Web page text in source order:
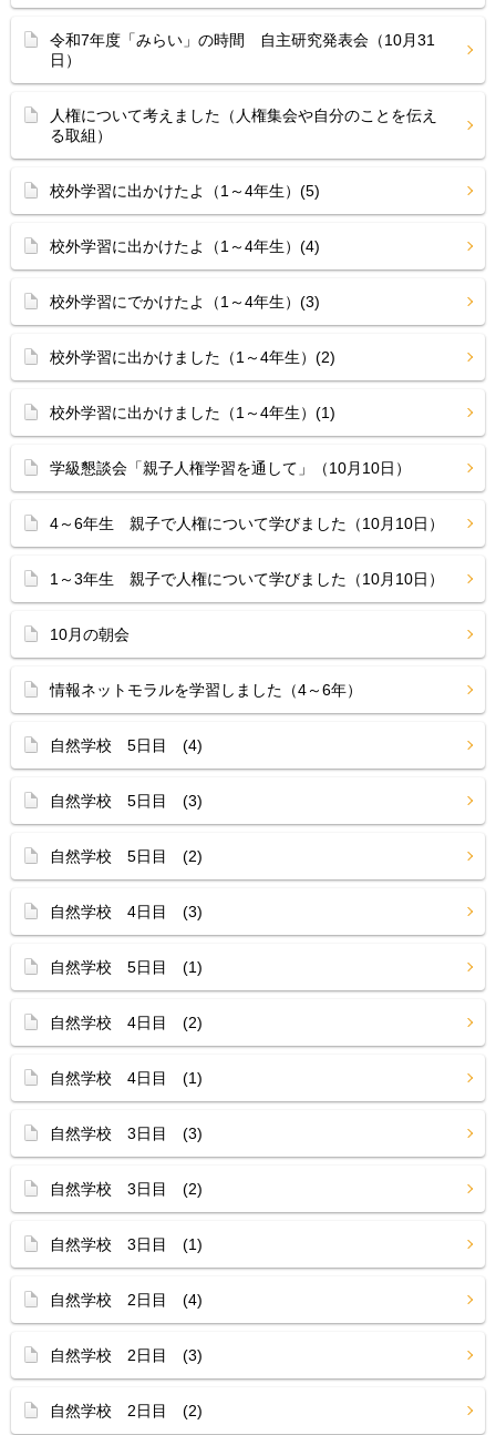
令和7年度「みらい」の時間 自主研究発表会（10月31
日）
人権について考えました（人権集会や自分のことを伝え
る取組）
校外学習に出かけたよ（1～4年生）(5)
校外学習に出かけたよ（1～4年生）(4)
校外学習にでかけたよ（1～4年生）(3)
校外学習に出かけました（1～4年生）(2)
校外学習に出かけました（1～4年生）(1)
学級懇談会「親子人権学習を通して」（10月10日）
4～6年生 親子で人権について学びました（10月10日）
1～3年生 親子で人権について学びました（10月10日）
10月の朝会
情報ネットモラルを学習しました（4～6年）
自然学校 5日目 (4)
自然学校 5日目 (3)
自然学校 5日目 (2)
自然学校 4日目 (3)
自然学校 5日目 (1)
自然学校 4日目 (2)
自然学校 4日目 (1)
自然学校 3日目 (3)
自然学校 3日目 (2)
自然学校 3日目 (1)
自然学校 2日目 (4)
自然学校 2日目 (3)
自然学校 2日目 (2)